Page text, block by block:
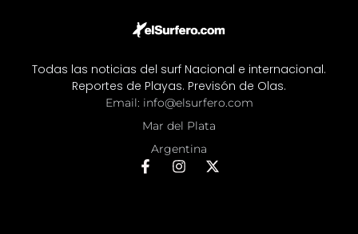
Todas las noticias del surf Nacional e internacional.
Reportes de Playas. Previsón de Olas.
Email: info@elsurfero.com
Mar del Plata
Argentina
F
a
I
n
X
-